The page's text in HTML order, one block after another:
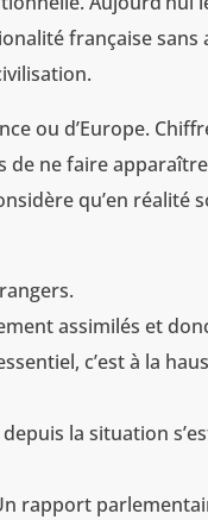
française sans
ou d’Europe.
de ne faire apparaître
qu’en réalité
assimilés et
c’est à la
la situation
rapport